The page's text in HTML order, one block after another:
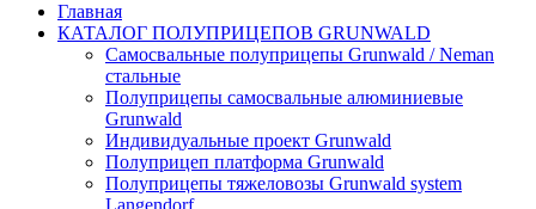
Главная
КАТАЛОГ ПОЛУПРИЦЕПОВ GRUNWALD
Самосвальные полуприцепы Grunwald / Neman
стальные
Полуприцепы самосвальные алюминиевые
Grunwald
Индивидуальные проект Grunwald
Полуприцеп платформа Grunwald
Полуприцепы тяжеловозы Grunwald system
Langendorf